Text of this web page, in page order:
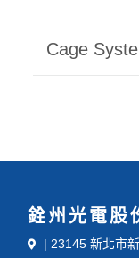
Cage
銓州光電股
| 23145 新北市